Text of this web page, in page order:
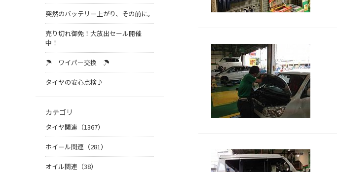
突然のバッテリー上がり、その前に。
売り切れ御免！大放出セール開催
中！
☂ ワイパー交換 ☂
タイヤの安心点検♪
カテゴリ
タイヤ関連（1367）
ホイール関連（281）
オイル関連（38）